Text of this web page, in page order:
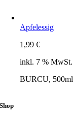
Apfelessig
1,99€
inkl. 7 % MwSt.
BURCU, 500ml
Shop